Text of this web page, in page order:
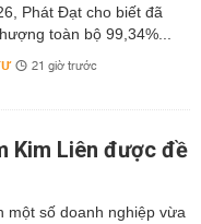
Phát Đạt cho biết đã
toàn bộ 99,34%...
21 giờ trước
Kim Liên được đề
một số doanh nghiệp vừa